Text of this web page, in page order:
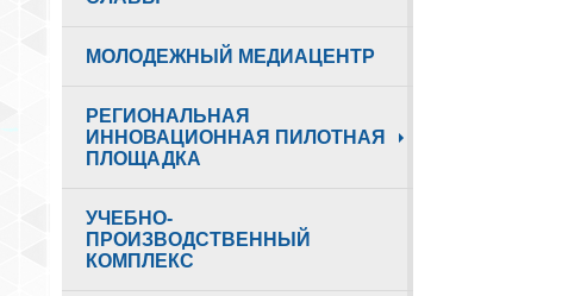
МОЛОДЕЖНЫЙ МЕДИАЦЕНТР
РЕГИОНАЛЬНАЯ
ИННОВАЦИОННАЯ ПИЛОТНАЯ
ПЛОЩАДКА
УЧЕБНО-
ПРОИЗВОДСТВЕННЫЙ
КОМПЛЕКС